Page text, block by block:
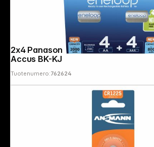
2x4 Panasonic Eneloop Combipack 4xAA + 4xAAA
Accus BK-KJMCDE44E
Tuotenumero:762624